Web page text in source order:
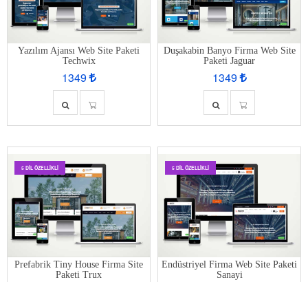
Yazılım Ajansı Web Site Paketi
Techwix
1349
Duşakabin Banyo Firma Web Site
Paketi Jaguar
1349
5 DIL ÖZELLIKLI
Prefabrik Tiny House Firma Site
Paketi Trux
5 DIL ÖZELLIKLI
Endüstriyel Firma Web Site Paketi
Sanayi